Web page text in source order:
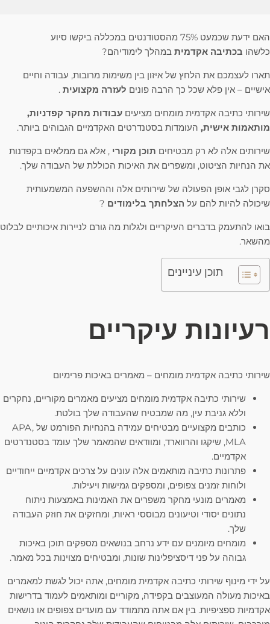
האם ידעת שכמעט 75% מהסטודנטים במכללה ביקשו סיוע
כלשהו בכתיבה אקדמית במהלך לימודיהם?
תארו לעצמכם את הלחץ של איזון בין משימות מרובות, עבודה וחיים
אישיים – אין פלא שכל כך הרבה פונים לעזרה מקצועית .
שירותי כתיבה אקדמית מומחים מציעים עבודות מחקר קפדניות,
מותאמות אישית, העומדות בסטנדרטים האקדמיים הגבוהים ביותר.
שירותים אלה לא רק מבטיחים תוכן מקורי , אלא גם ממלאים בקפדנות
את הנחיות הציטוט, ומשפרים את האיכות הכוללת של העבודה שלך.
סקרן לגבי אופן הפעולה של שירותים אלה וההשפעה המשמעותית
שיכולה להיות להם על הצלחתך בלימודים ?
בואו להתעמק בדברים העיקריים ולגלות מה גורם לניירות איכותיים לבלוט
מהשאר.
תוכן עיניינים
רעיונות עיקריים
שירותי כתיבה אקדמית מומחים – מאמרים באיכות פרימיום
שירותי כתיבה אקדמית מומחים מציעים מאמרים מקוריים, נחקרים
וללא גניבת עין, מה שמבטיח שהעבודה שלך בולטת.
כותבים מקצועיים מבטיחים עמידה בהנחיות הפורמט של APA,
MLA, שיקגו והרווארד, ומוודאים שהמאמר שלך עומד בסטנדרטים
אקדמיים.
פתרונות כתיבה מותאמים אלה עונים על צרכים אקדמיים ייחודיים
ולוחות זמנים צפופים, ומספקים גמישות ויעילות.
מאמרים מונעי מחקר משפרים את האמינות באמצעות ניתוח
נתונים יסודי וטיעונים מבוססי ראיות, ומחזקים את חוזק העבודה
שלך.
מומחים מיומנים עם ידע נרחב בנושאים מספקים תוכן באיכות
גבוהה על פני דיסציפלינות שונות, ומבטיחים מצוינות בכל מאמר.
על ידי מינוף שירותי כתיבה אקדמית מומחים, אתה יכול לגשת למאמרים
באיכות מעולה המעוצבים בקפידה, מקוריים ומותאמים לעמוד בדרישות
אקדמיות ספציפיות. בין אם אתה מתמודד עם מועדים צפופים או נושאים